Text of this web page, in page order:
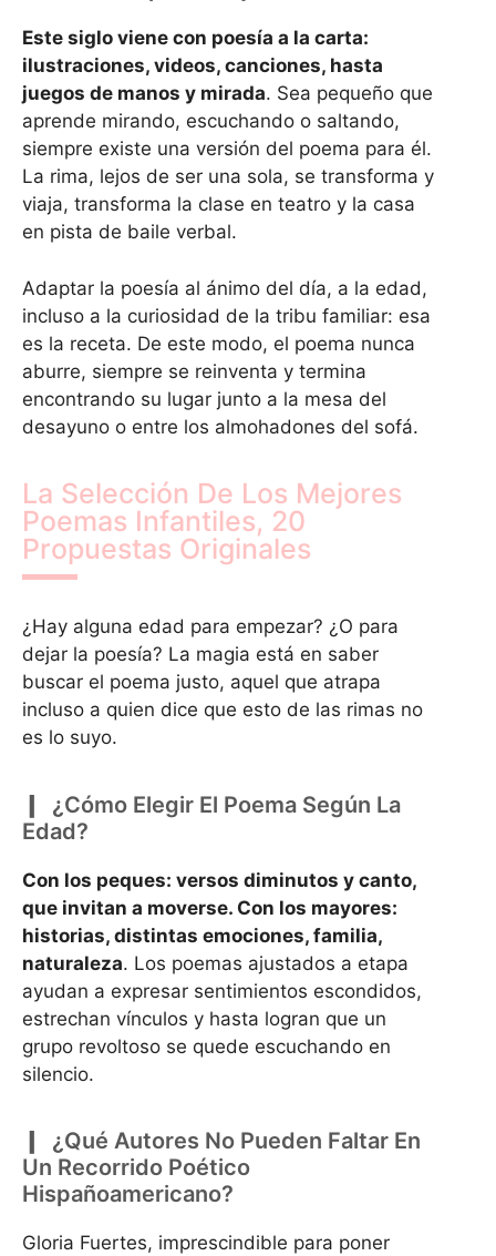
Este siglo viene con poesía a la carta:
ilustraciones, videos, canciones, hasta
juegos de manos y mirada. Sea pequeño que
aprende mirando, escuchando o saltando,
siempre existe una versión del poema para él.
La rima, lejos de ser una sola, se transforma y
viaja, transforma la clase en teatro y la casa
en pista de baile verbal.
Adaptar la poesía al ánimo del día, a la edad,
incluso a la curiosidad de la tribu familiar: esa
es la receta. De este modo, el poema nunca
aburre, siempre se reinventa y termina
encontrando su lugar junto a la mesa del
desayuno o entre los almohadones del sofá.
La Selección De Los Mejores
Poemas Infantiles, 20
Propuestas Originales
¿Hay alguna edad para empezar? ¿O para
dejar la poesía? La magia está en saber
buscar el poema justo, aquel que atrapa
incluso a quien dice que esto de las rimas no
es lo suyo.
¿Cómo Elegir El Poema Según La
Edad?
Con los peques: versos diminutos y canto,
que invitan a moverse. Con los mayores:
historias, distintas emociones, familia,
naturaleza. Los poemas ajustados a etapa
ayudan a expresar sentimientos escondidos,
estrechan vínculos y hasta logran que un
grupo revoltoso se quede escuchando en
silencio.
¿Qué Autores No Pueden Faltar En
Un Recorrido Poético
Hispañoamericano?
Gloria Fuertes, imprescindible para poner